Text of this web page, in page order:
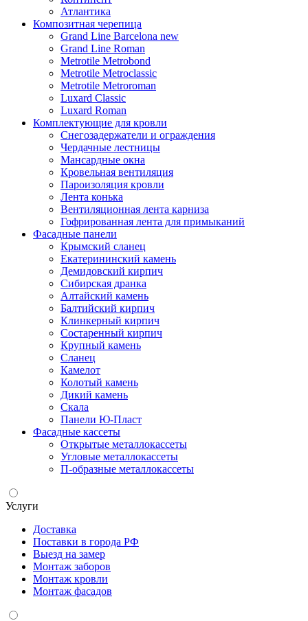
Атлантика
Композитная черепица
Grand Line Barcelona new
Grand Line Roman
Metrotile Metrobond
Metrotile Metroclassic
Metrotile Metroroman
Luxard Classic
Luxard Roman
Комплектующие для кровли
Снегозадержатели и ограждения
Чердачные лестницы
Мансардные окна
Кровельная вентиляция
Пароизоляция кровли
Лента конька
Вентиляционная лента карниза
Гофрированная лента для примыканий
Фасадные панели
Крымский сланец
Екатерининский камень
Демидовский кирпич
Сибирская дранка
Алтайский камень
Балтийский кирпич
Клинкерный кирпич
Состаренный кирпич
Крупный камень
Сланец
Камелот
Колотый камень
Дикий камень
Скала
Панели Ю-Пласт
Фасадные кассеты
Открытые металлокассеты
Угловые металлокассеты
П-образные металлокассеты
Услуги
Доставка
Поставки в города РФ
Выезд на замер
Монтаж заборов
Монтаж кровли
Монтаж фасадов